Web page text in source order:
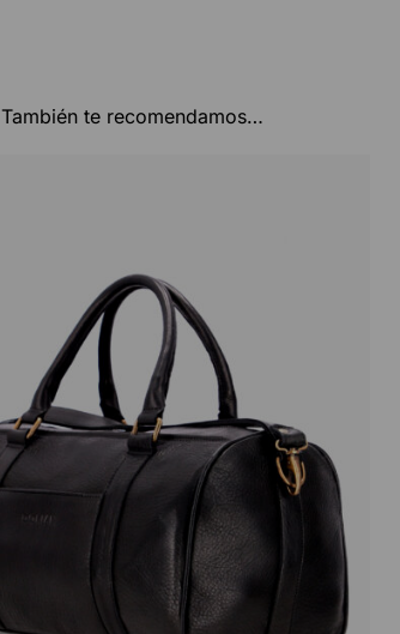
También te recomendamos…